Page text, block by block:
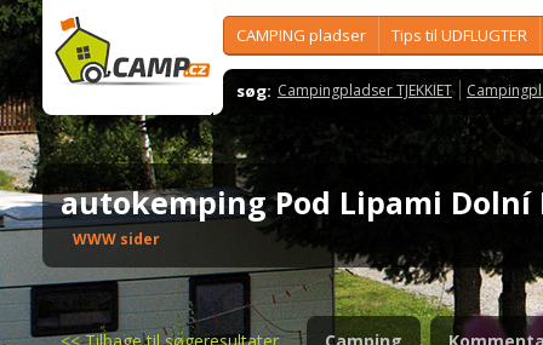
CAMPING pladser Tips til UDFLUGTER
søg: Campingpladser TJEKKIET
autokemping Pod Lipami
WWW sider